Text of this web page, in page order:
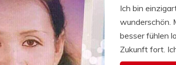
Ich bin
wunderschön.
besser fühlen
Zukunft fort. Ich